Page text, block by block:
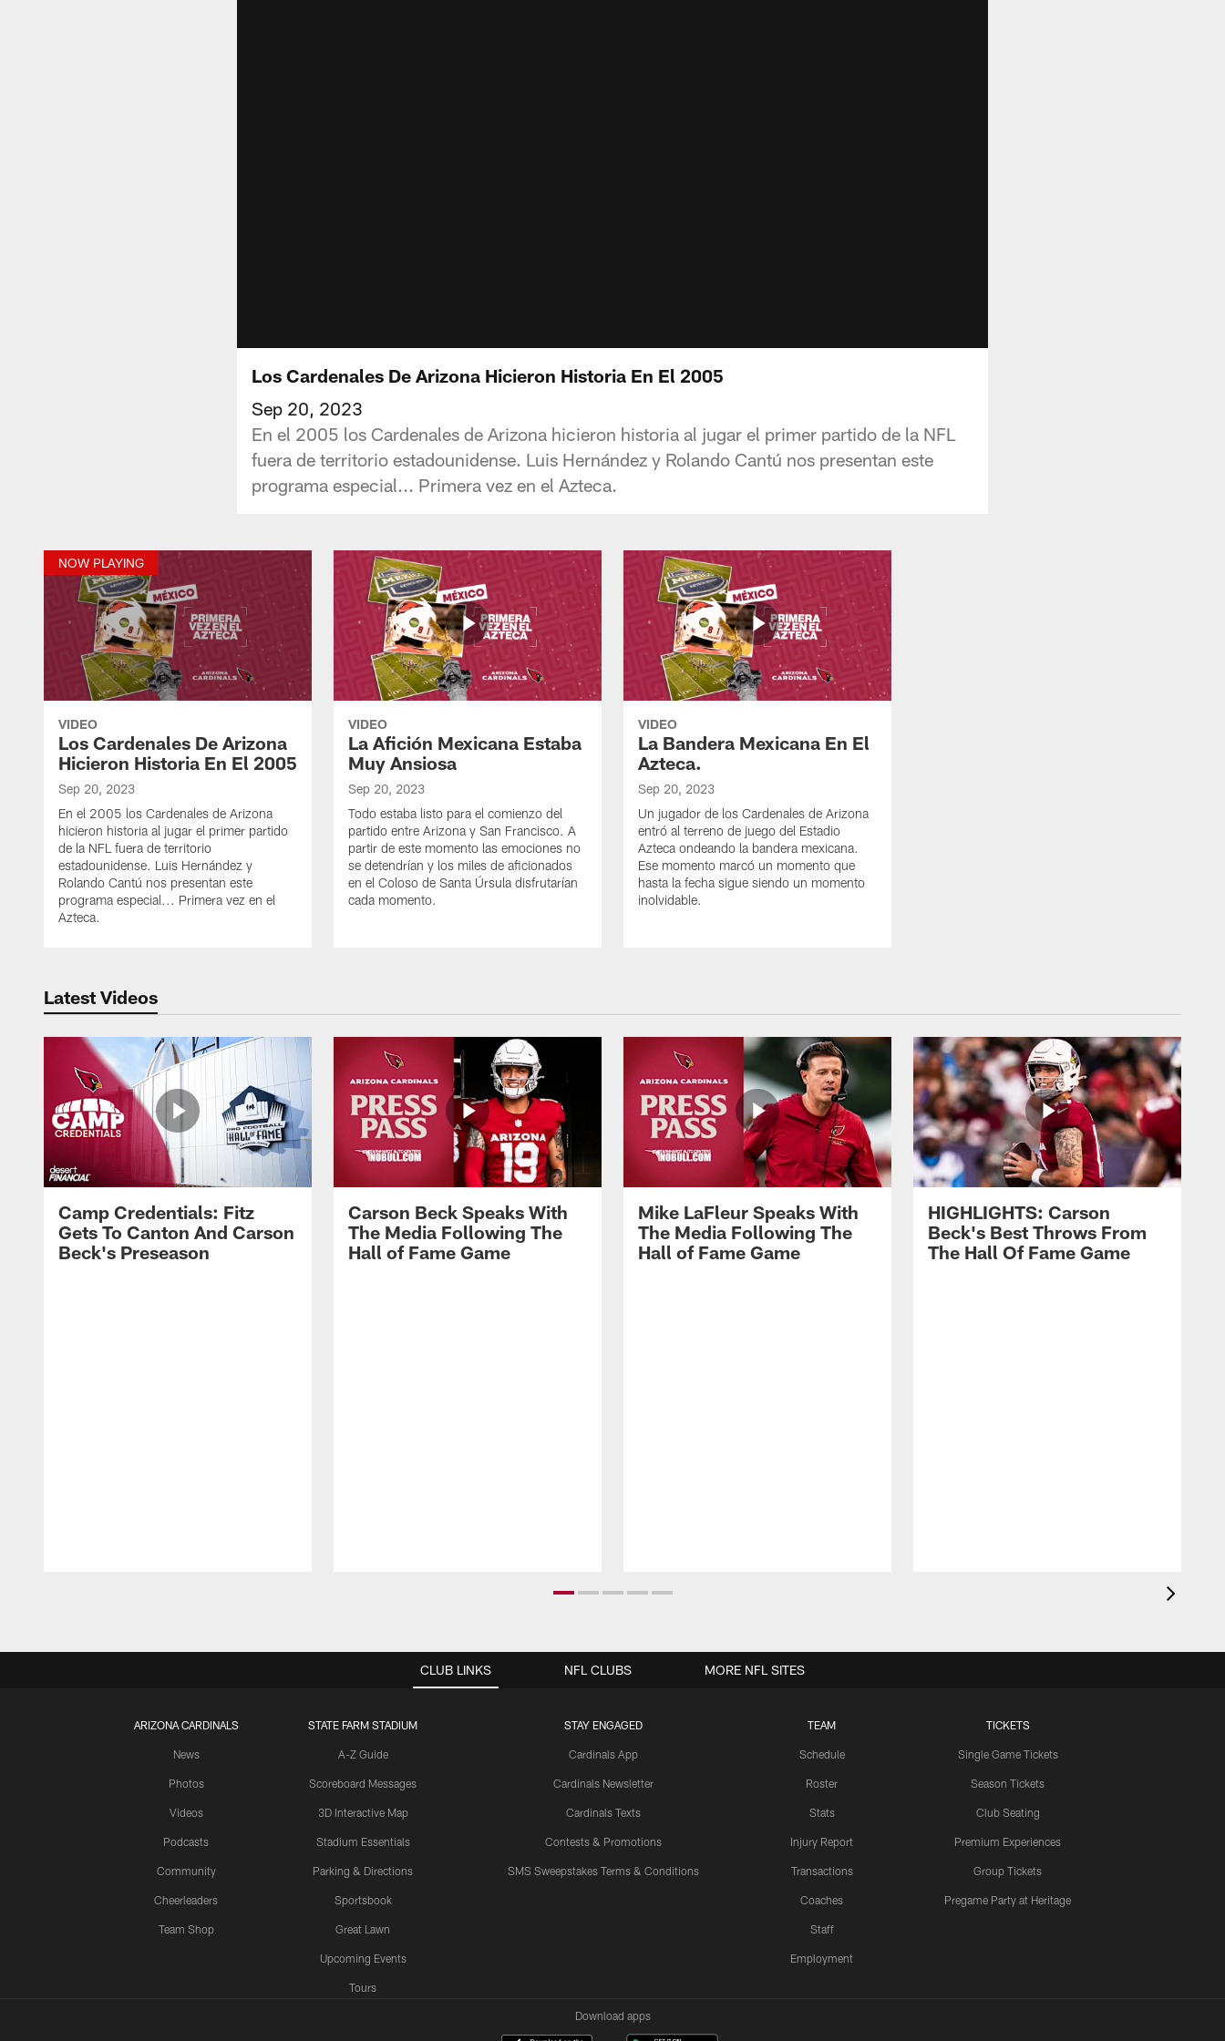
Los Cardenales De Arizona Hicieron Historia En El 2005
Sep 20, 2023
En el 2005 los Cardenales de Arizona hicieron historia al jugar el primer partido de la NFL
fuera de territorio estadounidense. Luis Hernández y Rolando Cantú nos presentan este
programa especial... Primera vez en el Azteca.
NOW PLAYING
VIDEO
Los Cardenales De Arizona
Hicieron Historia En El 2005
Sep 20, 2023
En el 2005 los Cardenales de Arizona
hicieron historia al jugar el primer partido
de la NFL fuera de territorio
estadounidense. Luis Hernández y
Rolando Cantú nos presentan este
programa especial... Primera vez en el
Azteca.
VIDEO
La Afición Mexicana Estaba
Muy Ansiosa
Sep 20, 2023
Todo estaba listo para el comienzo del
partido entre Arizona y San Francisco. A
partir de este momento las emociones no
se detendrían y los miles de aficionados
en el Coloso de Santa Úrsula disfrutarían
cada momento.
VIDEO
La Bandera Mexicana En El
Azteca.
Sep 20, 2023
Un jugador de los Cardenales de Arizona
entró al terreno de juego del Estadio
Azteca ondeando la bandera mexicana.
Ese momento marcó un momento que
hasta la fecha sigue siendo un momento
inolvidable.
Latest Videos
Camp Credentials: Fitz
Gets To Canton And Carson
Beck's Preseason
Carson Beck Speaks With
The Media Following The
Hall of Fame Game
Mike LaFleur Speaks With
The Media Following The
Hall of Fame Game
HIGHLIGHTS: Carson
Beck's Best Throws From
The Hall Of Fame Game
CLUB LINKS
ARIZONA CARDINALS
News
Photos
Videos
Podcasts
Community
Cheerleaders
Team Shop
STATE FARM STADIUM
A-Z Guide
Scoreboard Messages
3D Interactive Map
Stadium Essentials
Parking & Directions
Sportsbook
Great Lawn
Upcoming Events
Tours
STAY ENGAGED
Cardinals App
Cardinals Newsletter
Cardinals Texts
Contests & Promotions
SMS Sweepstakes Terms & Conditions
TEAM
Schedule
Roster
Stats
Injury Report
Transactions
Coaches
Staff
Employment
TICKETS
Single Game Tickets
Season Tickets
Club Seating
Premium Experiences
Group Tickets
Pregame Party at Heritage
NFL CLUBS MORE NFL SITES
Download apps